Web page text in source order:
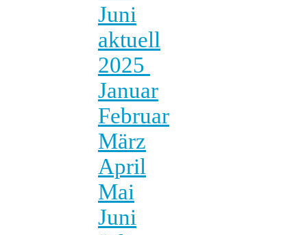
Juni
aktuell
2025
Januar
Februar
März
April
Mai
Juni